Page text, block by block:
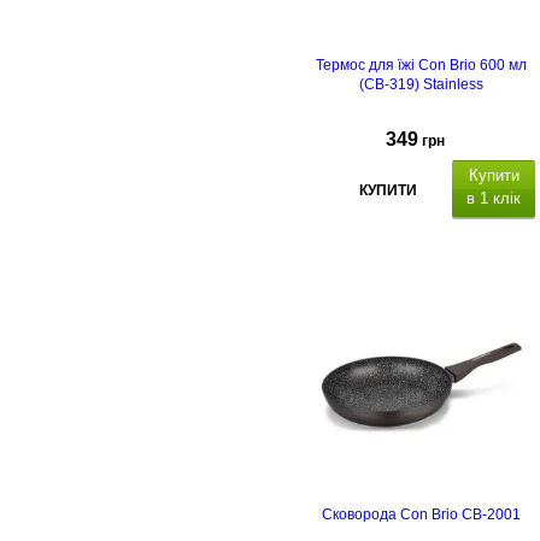
Термос для їжі Con Brio 600 мл
(CB-319) Stainless
349 грн
КУПИТИ
Купити
в 1 клік
Сковорода Con Brio CB-2001